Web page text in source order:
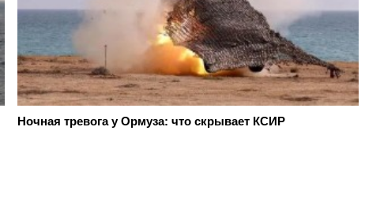
Ночная тревога у Ормуза: что скрывает КСИР